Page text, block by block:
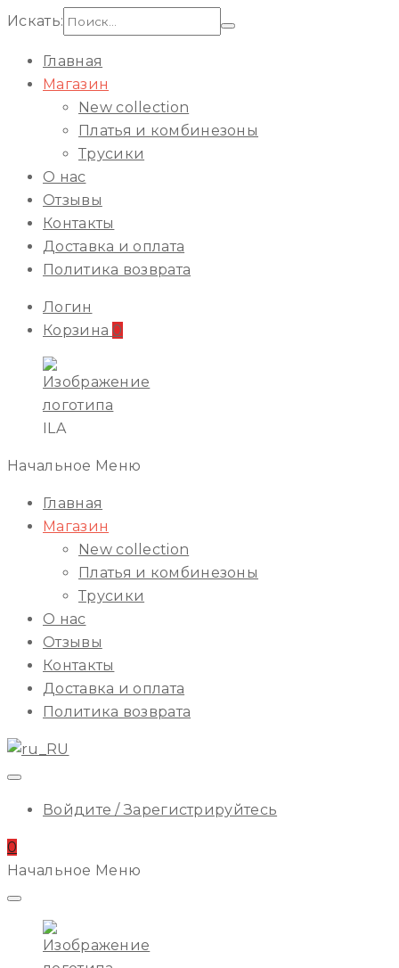
Искать:
Главная
Магазин
New collection
Платья и комбинезоны
Трусики
О нас
Отзывы
Контакты
Доставка и оплата
Политика возврата
Логин
Корзина 0
ILA
Начальное Меню
Главная
Магазин
New collection
Платья и комбинезоны
Трусики
О нас
Отзывы
Контакты
Доставка и оплата
Политика возврата
Войдите / Зарегистрируйтесь
0
Начальное Меню